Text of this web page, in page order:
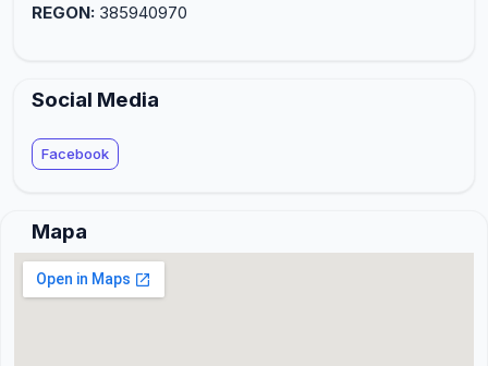
REGON: 385940970
Social Media
Facebook
Mapa